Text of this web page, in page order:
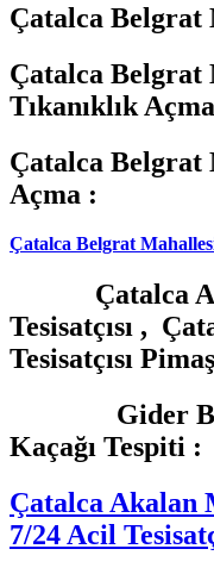
Çatalca Belgrat
Çatalca Belgrat
Tıkanıklık
Çatalca Belgrat
Açma :
Çatalca Belgrat Mahallesi
Çatalca
Tesisatçısı ,
Tesisatçısı
Gider
Kaçağı Tespiti :
Çatalca Akalan
7/24 Acil